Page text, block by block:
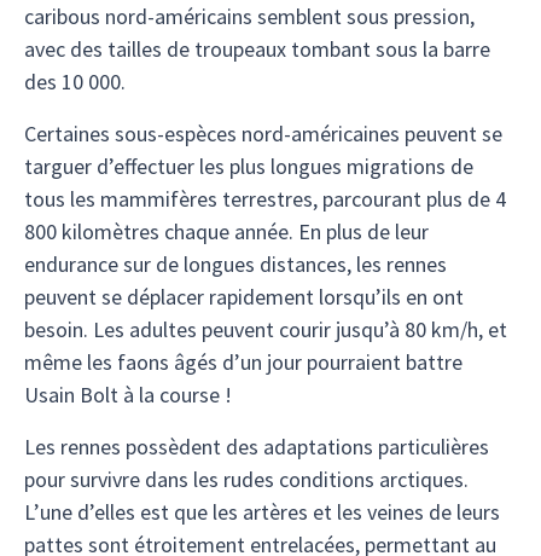
caribous nord-américains semblent sous pression,
avec des tailles de troupeaux tombant sous la barre
des 10 000.
Certaines sous-espèces nord-américaines peuvent se
targuer d’effectuer les plus longues migrations de
tous les mammifères terrestres, parcourant plus de 4
800 kilomètres chaque année. En plus de leur
endurance sur de longues distances, les rennes
peuvent se déplacer rapidement lorsqu’ils en ont
besoin. Les adultes peuvent courir jusqu’à 80 km/h, et
même les faons âgés d’un jour pourraient battre
Usain Bolt à la course !
Les rennes possèdent des adaptations particulières
pour survivre dans les rudes conditions arctiques.
L’une d’elles est que les artères et les veines de leurs
pattes sont étroitement entrelacées, permettant au